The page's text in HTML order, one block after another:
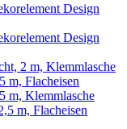
Design
Design
2 m, Klemmlasche
m, Flacheisen
m, Klemmlasche
m, Flacheisen